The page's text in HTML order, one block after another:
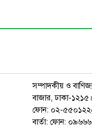
সৌদি আরব প্রকৃত নিরাপত্তা
সম্পাদকীয় ও
বাজার, ঢাকা-১২১৫।
ফোন: ০২-
বার্তা: ফোন: